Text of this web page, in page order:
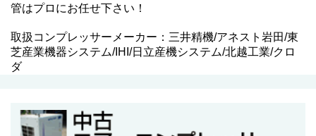
管はプロにお任せ下さい！
取扱コンプレッサーメーカー：三井精機/アネスト岩田/東
芝産業機器システム/IHI/日立産機システム/北越工業/クロ
ダ